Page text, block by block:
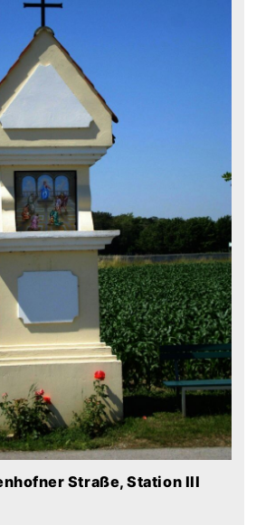
Straße, Station III